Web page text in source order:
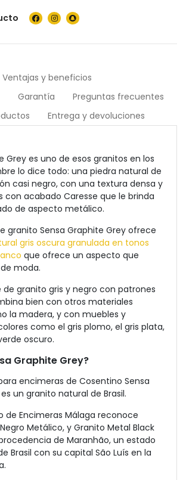
Ventajas y beneficios
Garantía
Preguntas frecuentes
Entrega y devoluciones
Grey es uno de esos granitos en los
lo dice todo: una piedra natural de
casi negro, con una textura densa y
con acabado Caresse que le brinda
de aspecto metálico.
granito Sensa Graphite Grey ofrece
gris oscura granulada en tonos
que ofrece un aspecto que
moda.
de granito gris y negro con patrones
bien con otros materiales
la madera, y con muebles y
como el gris plomo, el gris plata,
oscuro.
Graphite Grey?
encimeras de Cosentino Sensa
un granito natural de Brasil.
de Encimeras Málaga reconoce
Metálico, y Granito Metal Black
de Maranhão, un estado
Brasil con su capital São Luís en la